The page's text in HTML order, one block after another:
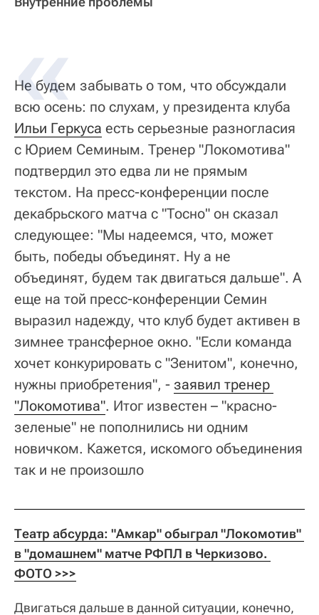
Не будем забывать о том, что обсуждали
всю осень: по слухам, у президента клуба
Ильи Геркуса есть серьезные разногласия
с Юрием Семиным. Тренер "Локомотива"
подтвердил это едва ли не прямым
текстом. На пресс-конференции после
декабрьского матча с "Тосно" он сказал
следующее: "Мы надеемся, что, может
быть, победы объединят. Ну а не
объединят, будем так двигаться дальше". А
еще на той пресс-конференции Семин
выразил надежду, что клуб будет активен в
зимнее трансферное окно. "Если команда
хочет конкурировать с "Зенитом", конечно,
нужны приобретения", - заявил тренер
"Локомотива". Итог известен – "красно-
зеленые" не пополнились ни одним
новичком. Кажется, искомого объединения
так и не произошло
Театр абсурда: "Амкар" обыграл "Локомотив"
в "домашнем" матче РФПЛ в Черкизово.
ФОТО >>>
Двигаться дальше в данной ситуации, конечно,